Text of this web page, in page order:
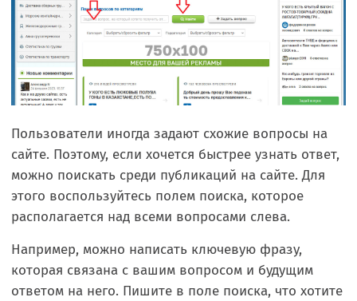
Пользователи иногда задают схожие вопросы на
сайте. Поэтому, если хочется быстрее узнать ответ,
можно поискать среди публикаций на сайте. Для
этого воспользуйтесь полем поиска, которое
располагается над всеми вопросами слева.
Например, можно написать ключевую фразу,
которая связана с вашим вопросом и будущим
ответом на него. Пишите в поле поиска, что хотите